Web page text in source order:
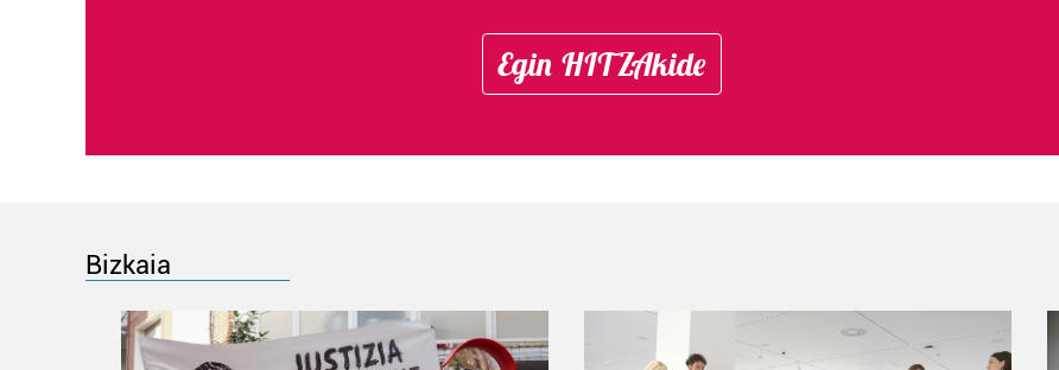
Egin HITZAkide
Bizkaia